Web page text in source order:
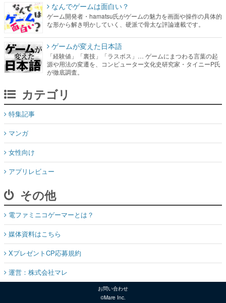
なんでゲームは面白い？
ゲーム開発者・hamatsu氏がゲームの魅力を画面や操作の具体的
な形から解き明かしていく、硬派で骨太な評論連載です。
ゲームが変えた日本語
「経験値」「裏技」「ラスボス」… ゲームにまつわる言葉の起
源や用法の変遷を、コンピューター文化史研究家・タイニーP氏
が徹底調査。
カテゴリ
特集記事
マンガ
女性向け
アプリレビュー
その他
電ファミニコゲーマーとは？
媒体資料はこちら
XプレゼントCP応募規約
運営：株式会社マレ
お問い合わせ
©Mare Inc.